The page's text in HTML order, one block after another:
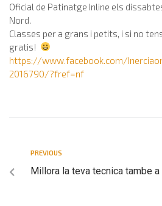
Oficial de Patinatge Inline els
Nord.
Classes per a grans i petits, i si no
gratis!
https://www.facebook.com/
2016790/?fref=nf
PREVIOUS
Millora la teva tecnica tambe